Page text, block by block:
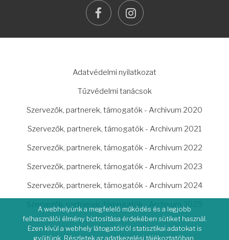
facebookinstagram
Adatvédelmi nyilatkozat
Tűzvédelmi tanácsok
Szervezők, partnerek, támogatók - Archivum 2020
Szervezők, partnerek, támogatók - Archivum 2021
Szervezők, partnerek, támogatók - Archivum 2022
Szervezők, partnerek, támogatók - Archivum 2023
Szervezők, partnerek, támogatók - Archivum 2024
Szervezők, partnerek, támogatók - Archivum 2025
A webhelyünk a megfelelő működés és a legjobb
felhasználói élmény biztosítása érdekében sütiket használ.
Ezen kívül a webhely látogatóiról statisztikai adatokat is
gyűjtünk. Részletek az adatkezelési tájékoztatóban.